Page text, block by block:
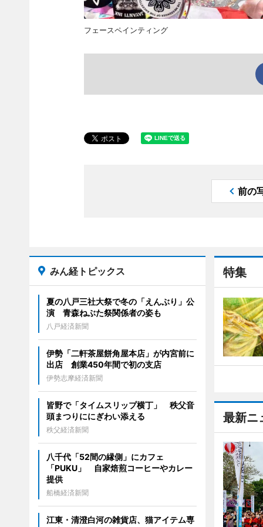
フェースペインティング
前の
特集
最新ニ
みん経トピックス
夏の八戸三社大祭で冬の「えんぶり」公
演 青森ねぶた祭関係者の姿も
八戸経済新聞
伊勢「二軒茶屋餅角屋本店」が内宮前に
出店 創業450年間で初の支店
伊勢志摩経済新聞
皆野で「タイムスリップ横丁」 秩父音
頭まつりににぎわい添える
秩父経済新聞
八千代「52間の縁側」にカフェ
「PUKU」 自家焙煎コーヒーやカレー
提供
船橋経済新聞
江東・清澄白河の雑貨店、猫アイテム専